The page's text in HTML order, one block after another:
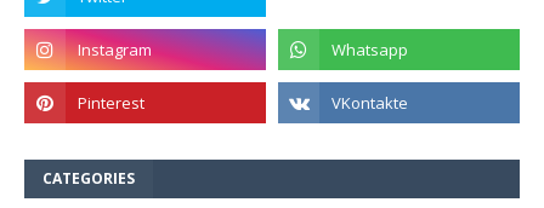
CATEGORIES